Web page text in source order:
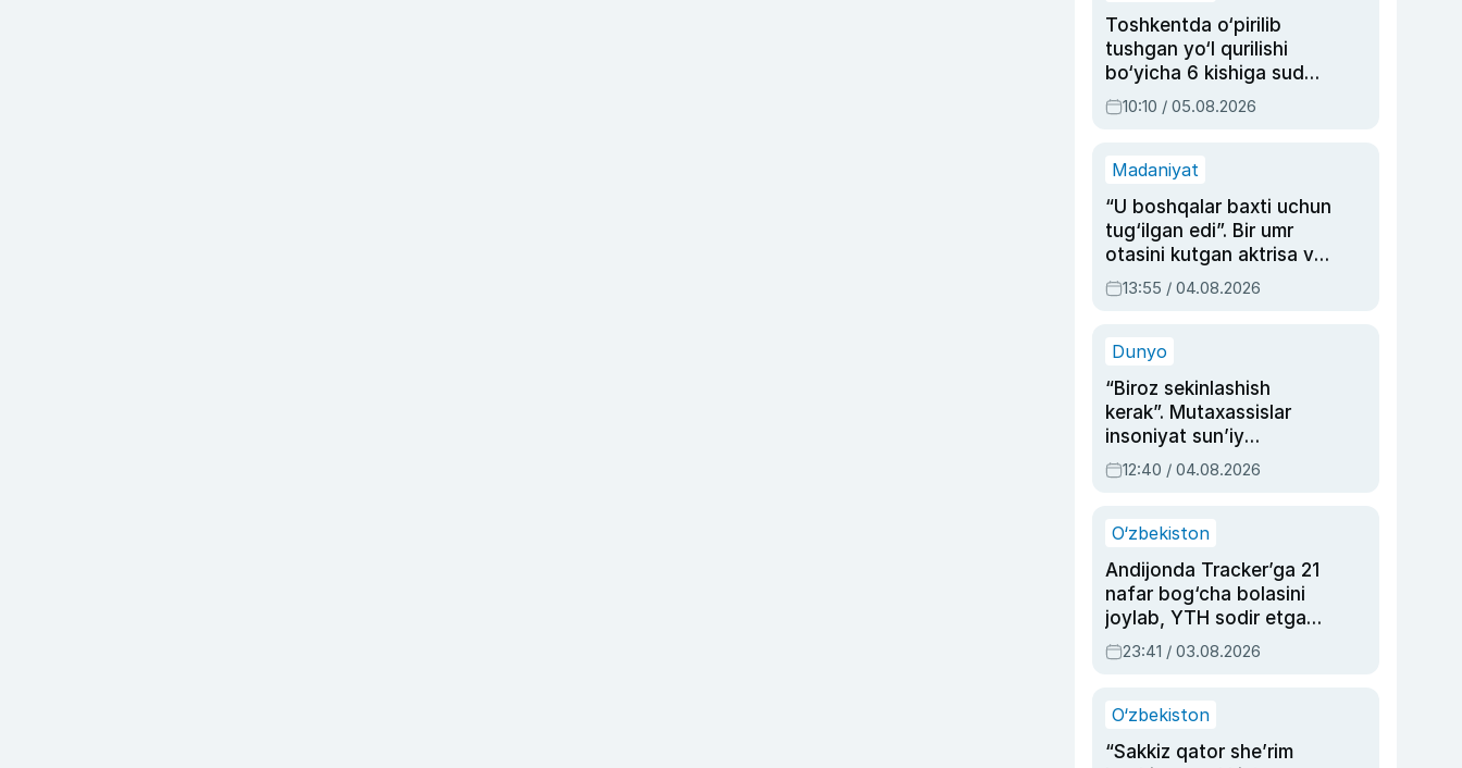
Toshkentda o‘pirilib
tushgan yo‘l qurilishi
bo‘yicha 6 kishiga sud
hukmi o‘qildi
10:10 / 05.08.2026
Madaniyat
“U boshqalar baxti uchun
tug‘ilgan edi”. Bir umr
otasini kutgan aktrisa va
dublyaj ustasi Rimma
Ahmedovaning
13:55 / 04.08.2026
Dunyo
“Biroz sekinlashish
kerak”. Mutaxassislar
insoniyat sun’iy
intellektni boshqara
olmay qolishidan xavotir
12:40 / 04.08.2026
O‘zbekiston
Andijonda Tracker’ga 21
nafar bog‘cha bolasini
joylab, YTH sodir etgan
ayolga sud hukmi o‘qildi
23:41 / 03.08.2026
O‘zbekiston
“Sakkiz qator she’rim